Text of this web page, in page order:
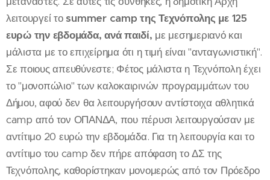
λειτουργεί τοsummercamp της Τεχνόπολης με 125
ευρώ την εβδομάδα, ανά παιδί, με μεσημεριανό και
μάλιστα με το επιχείρημα ότι η τιμή είναι "ανταγωνιστική".
Σε ποιους απευθύνεστε; Φέτος μάλιστα η Τεχνόπολη έχει
το "μονοπώλιο" των καλοκαιρινών προγραμμάτων του
Δήμου, αφού δεν θα λειτουργήσουν αντίστοιχα αθλητικά
camp από τον ΟΠΑΝΔΑ, που πέρυσι λειτουργούσαν με
αντίτιμο 20 ευρώ την εβδομάδα. Για τη λειτουργία και το
αντίτιμο του camp δεν πήρε απόφαση το ΔΣ της
Τεχνόπολης, καθορίστηκαν μονομερώς από τον Πρόεδρο